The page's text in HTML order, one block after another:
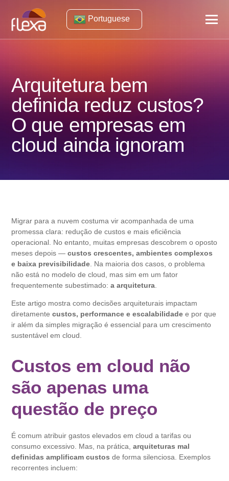
Portuguese
Arquitetura bem
definida reduz custos?
O que empresas em
cloud ainda ignoram
Migrar para a nuvem costuma vir acompanhada de uma
promessa clara: redução de custos e mais eficiência
operacional. No entanto, muitas empresas descobrem o oposto
meses depois —custos crescentes, ambientes complexos
e baixa previsibilidade . Na maioria dos casos, o problema
não está no modelo de cloud, mas sim em um fator
frequentemente subestimado:a arquitetura
Este artigo mostra como decisões arquiteturais impactam
diretamentecustos, performance e escalabilidade e por que
ir além da simples migração é essencial para um crescimento
sustentável em cloud.
Custos em cloud não
são apenas uma
questão de preço
É comum atribuir gastos elevados em cloud a tarifas ou
consumo excessivo. Mas, na prática,arquiteturas mal
definidas amplificam custos de forma silenciosa. Exemplos
recorrentes incluem: